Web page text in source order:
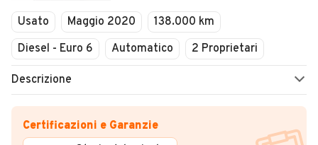
Usato Maggio 2020
138.000 km
Diesel - Euro 6
Automatico 2 Proprietari
Descrizione
Certificazioni e Garanzie